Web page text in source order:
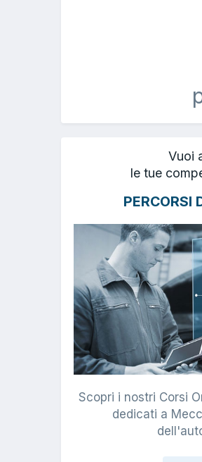
Vuoi
le tue
PERCORSI
Scopri i nostri Corsi
dedicati a